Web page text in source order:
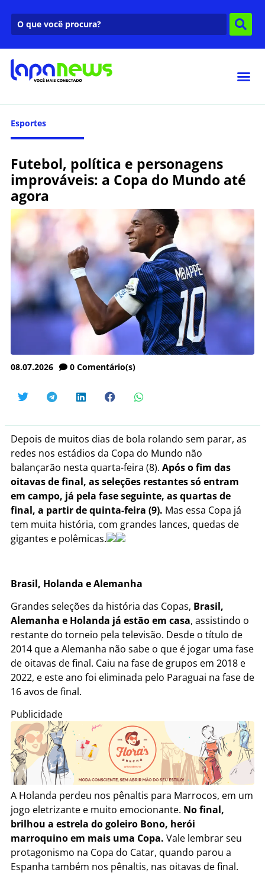
Esportes
Futebol, política e personagens
improváveis: a Copa do Mundo até
agora
08.07.2026 0 Comentário(s)
Depois de muitos dias de bola rolando sem parar, as
redes nos estádios da Copa do Mundo não
balançarão nesta quarta-feira (8). Após o fim das
oitavas de final, as seleções restantes só entram
em campo, já pela fase seguinte, as quartas de
final, a partir de quinta-feira (9). Mas essa Copa já
tem muita história, com grandes lances, quedas de
gigantes e polêmicas.
Brasil, Holanda e Alemanha
Grandes seleções da história das Copas, Brasil,
Alemanha e Holanda já estão em casa, assistindo o
restante do torneio pela televisão. Desde o título de
2014 que a Alemanha não sabe o que é jogar uma fase
de oitavas de final. Caiu na fase de grupos em 2018 e
2022, e este ano foi eliminada pelo Paraguai na fase de
16 avos de final.
Publicidade
A Holanda perdeu nos pênaltis para Marrocos, em um
jogo eletrizante e muito emocionante. No final,
brilhou a estrela do goleiro Bono, herói
marroquino em mais uma Copa. Vale lembrar seu
protagonismo na Copa do Catar, quando parou a
Espanha também nos pênaltis, nas oitavas de final.